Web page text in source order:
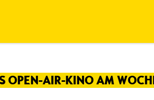
OPEN-AIR-KINO AM